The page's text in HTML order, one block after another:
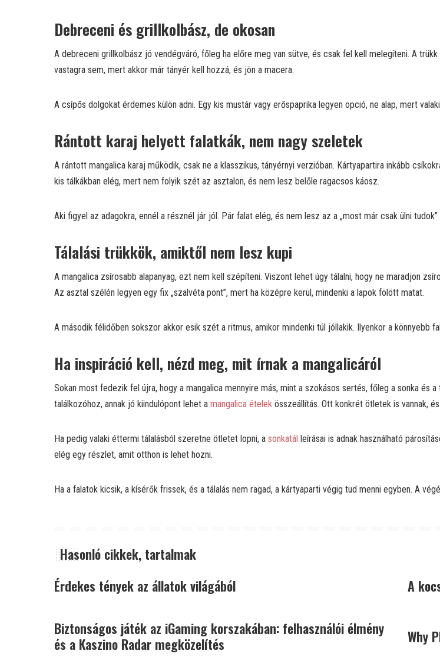
Debreceni és grillkolbász, de okosan
A debreceni grillkolbász jó vendégváró, főleg ha előre meg van sütve, és csak fel kell melegíteni. A
vastagra sem, mert akkor már tányér kell hozzá, és jön a macera.
A csípős dolgokat érdemes külön adni. Egy kis mustár vagy erőspaprika legyen opció, ne alap, mert
Rántott karaj helyett falatkák, nem nagy szeletek
A rántott mangalica karaj működik, csak ne a klasszikus, tányérnyi verzióban. Kártyapartira inkább
kis tálkákban elég, mert nem folyik szét az asztalon, és nem lesz belőle ragacsos káosz.
Aki figyel az adagokra, ennél a résznél jár jól. Pár falat elég, és nem lesz az a „most már csak ülni
Tálalási trükkök, amiktől nem lesz kupi
A mangalica zsírosabb alapanyag, ezt nem kell szépíteni. Viszont lehet úgy tálalni, hogy ne maradjon
Az asztal szélén legyen egy fix „szalvéta pont”, mert ha középre kerül, mindenki a lapok fölött matat.
A második félidőben sokszor akkor esik szét a ritmus, amikor mindenki túl jóllakik. Ilyenkor a könnyebb
Ha inspiráció kell, nézd meg, mit írnak a mangalicáról
Sokan most fedezik fel újra, hogy a mangalica mennyire más, mint a szokásos sertés, főleg a sonka és
találkozóhoz, annak jó kiindulópont lehet a mangalica ételek összeállítás. Ott konkrét ötletek is vannak,
Ha pedig valaki éttermi tálalásból szeretne ötletet lopni, a sonkatál leírásai is adnak használható
elég egy részlet, amit otthon is lehet hozni.
Ha a falatok kicsik, a kísérők frissek, és a tálalás nem ragad, a kártyaparti végig tud menni egyben. A
Hasonló cikkek, tartalmak
Érdekes tények az állatok világából
A
Biztonságos játék az iGaming korszakában: felhasználói élmény
és a Kaszino Radar megközelítés
Why